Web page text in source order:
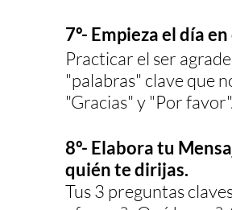
7º- Empieza el día
Practicar el ser
"palabras" clave que
"Gracias" y "Por favor".
8º- Elabora tu
quién te dirijas.
Tus 3 preguntas